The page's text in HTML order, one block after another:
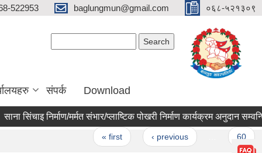
522953 baglungmun@gmail.com ०६८-५२१३०९
संपर्क Download
सिंचाइ निर्माण/मर्मत संभार/प्लाष्टिक पोखरी निर्माण कार्यक्रम अनुदान सम्वन्धि
‹ previous …